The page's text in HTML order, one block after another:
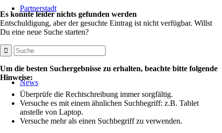
Partnerstadt
News
Es konnte leider nichts gefunden werden
Entschuldigung, aber der gesuchte Eintrag ist nicht verfügbar. Willst
Du eine neue Suche starten?
Um die besten Suchergebnisse zu erhalten, beachte bitte folgende
Hinweise:
Überprüfe die Rechtschreibung immer sorgfältig.
Versuche es mit einem ähnlichen Suchbegriff: z.B. Tablet
anstelle von Laptop.
Versuche mehr als einen Suchbegriff zu verwenden.